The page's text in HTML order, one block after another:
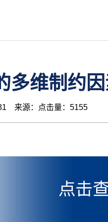
多维制约
来源：点击量：5155